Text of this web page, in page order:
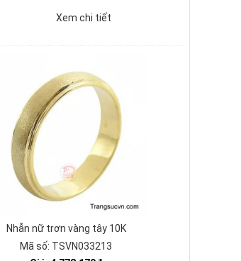
Xem chi tiết
Nhẫn nữ trơn vàng tây 10K
Mã số: TSVN033213